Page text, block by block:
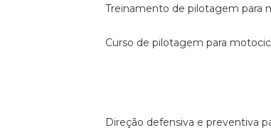
treinamento de pilotagem para
curso de pilotagem para
direção defensiva e preventiva